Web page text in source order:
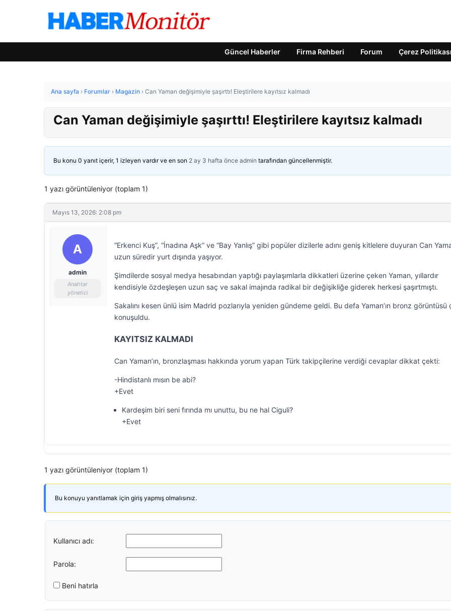
Güncel Haberler Firma Rehberi Forum Çerez Politikası
Ana sayfa › Forumlar › Magazin › Can Yaman değişimiyle şaşırttı! Eleştirilere kayıtsız kalmadı
Can Yaman değişimiyle şaşırttı! Eleştirilere kayıtsız kalmadı
Bu konu 0 yanıt içerir, 1 izleyen vardır ve en son 2 ay 3 hafta önce admin tarafından güncellenmiştir.
1 yazı görüntüleniyor (toplam 1)
Mayıs 13, 2026: 2:08 pm
A
admin
Anahtar
yönetici
“Erkenci Kuş”, “İnadına Aşk” ve “Bay Yanlış” gibi popüler dizilerle adını geniş kitlelere duyuran Can
uzun süredir yurt dışında yaşıyor.
Şimdilerde sosyal medya hesabından yaptığı paylaşımlarla dikkatleri üzerine çeken Yaman, yıllardır
kendisiyle özdeşleşen uzun saç ve sakal imajında radikal bir değişikliğe giderek herkesi şaşırtmıştı.
Sakalını kesen ünlü isim Madrid pozlarıyla yeniden gündeme geldi. Bu defa Yaman’ın bronz görüntüsü
konuşuldu.
KAYITSIZ KALMADI
Can Yaman’ın, bronzlaşması hakkında yorum yapan Türk takipçilerine verdiği cevaplar dikkat çekti:
-Hindistanlı mısın be abi?
+Evet
Kardeşim biri seni fırında mı unuttu, bu ne hal Ciguli?
+Evet
1 yazı görüntüleniyor (toplam 1)
Bu konuyu yanıtlamak için giriş yapmış olmalısınız.
Kullanıcı adı:
Parola:
Beni hatırla